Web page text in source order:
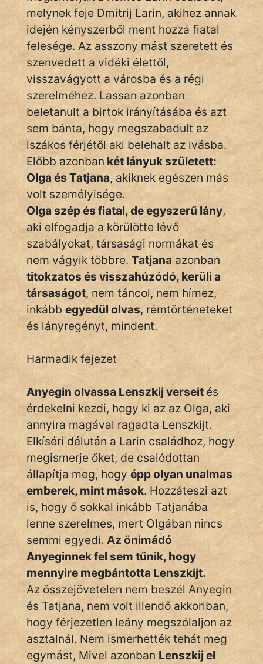
melynek feje Dmitrij Larin, akihez annak
idején kényszerből ment hozzá fiatal
felesége. Az asszony mást szeretett és
szenvedett a vidéki élettől,
visszavágyott a városba és a régi
szerelméhez. Lassan azonban
beletanult a birtok irányításába és azt
sem bánta, hogy megszabadult az
iszákos férjétől aki belehalt az ivásba.
Előbb azonban két lányuk született:
Olga és Tatjana, akiknek egészen más
volt személyisége.
Olga szép és fiatal, de egyszerű lány,
aki elfogadja a körülötte lévő
szabályokat, társasági normákat és
nem vágyik többre. Tatjana azonban
titokzatos és visszahúzódó, kerüli a
társaságot, nem táncol, nem hímez,
inkább egyedül olvas, rémtörténeteket
és lányregényt, mindent.
Harmadik fejezet
Anyegin olvassa Lenszkij verseit és
érdekelni kezdi, hogy ki az az Olga, aki
annyira magával ragadta Lenszkijt.
Elkíséri délután a Larin családhoz, hogy
megismerje őket, de csalódottan
állapítja meg, hogy épp olyan unalmas
emberek, mint mások. Hozzáteszi azt
is, hogy ő sokkal inkább Tatjanába
lenne szerelmes, mert Olgában nincs
semmi egyedi. Az önimádó
Anyeginnek fel sem tűnik, hogy
mennyire megbántotta Lenszkijt.
Az összejövetelen nem beszél Anyegin
és Tatjana, nem volt illendő akkoriban,
hogy férjezetlen leány megszólaljon az
asztalnál. Nem ismerhették tehát meg
egymást, Mivel azonban Lenszkij el